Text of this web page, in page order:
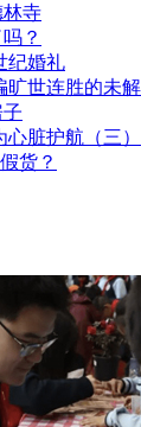
寺
？
纪婚礼
旷世连胜的未
脏护航（三）
货？